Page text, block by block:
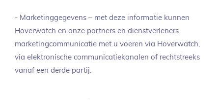
- Marketinggegevens – met deze informatie kunnen
Hoverwatch en onze partners en dienstverleners
marketingcommunicatie met u voeren via Hoverwatch,
via elektronische communicatiekanalen of rechtstreeks
vanaf een derde partij.